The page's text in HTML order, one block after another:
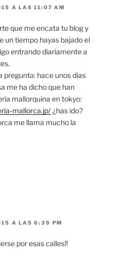
A LAS 11:07 AM
que me encata tu blog y
un tiempo hayas bajado el
entrando diariamente a
pregunta: hace unos dias
me ha dicho que han
mallorquina en tokyo:
mallorca.jp/¿has ido?
me llama mucho la
A LAS 6:39 PM
por esas calles!!